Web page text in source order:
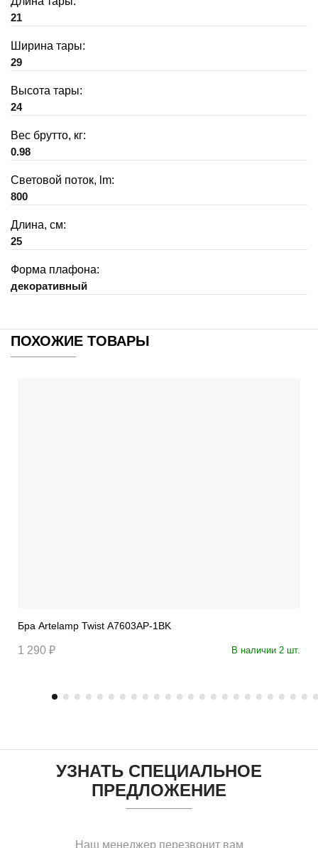
21
Ширина тары:
29
Высота тары:
24
Вес брутто, кг:
0.98
Световой поток, lm:
800
Длина, см:
25
Форма плафона:
декоративный
ПОХОЖИЕ ТОВАРЫ
Бра Artelamp Twist A7603AP-1BK
1 290 ₽ В наличии 2 шт.
УЗНАТЬ СПЕЦИАЛЬНОЕ
ПРЕДЛОЖЕНИЕ
Наш менеджер перезвонит вам